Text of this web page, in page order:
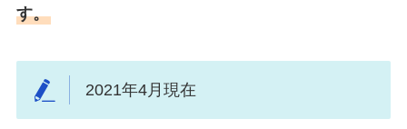
す。
2021年4月現在